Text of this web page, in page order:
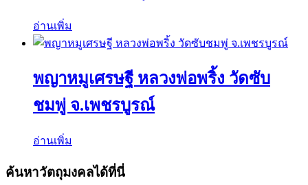
อ่านเพิ่ม
พญาหมูเศรษฐี หลวงพ่อพริ้ง วัดซับ
ชมพู่ จ.เพชรบูรณ์
อ่านเพิ่ม
ค้นหาวัตถุมงคลได้ที่นี่